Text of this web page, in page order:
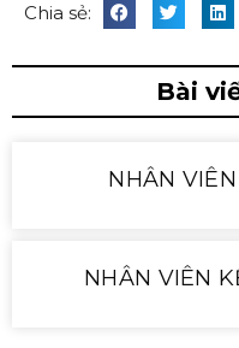
Chia sẻ:
Bài
NHÂN
NHÂN VIÊN